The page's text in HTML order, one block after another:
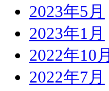
2023年5月
2023年1月
2022年10月
2022年7月